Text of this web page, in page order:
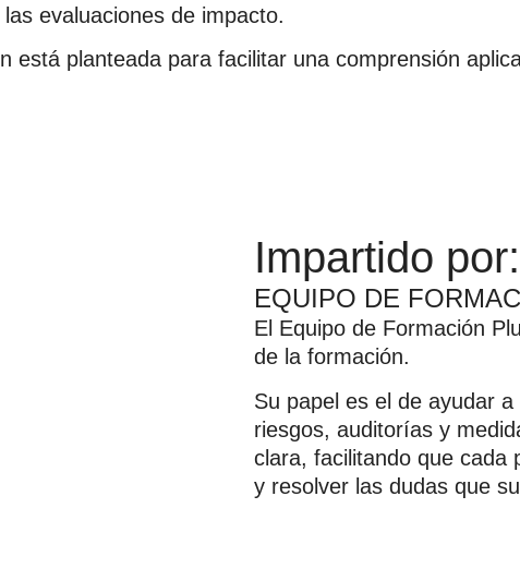
evaluaciones de impacto.
está planteada para facilitar una comprensión
Impartido por:
EQUIPO DE
El Equipo de Formación
de la formación.
Su papel es el de ayudar
riesgos, auditorías y
clara, facilitando que cada
y resolver las dudas que